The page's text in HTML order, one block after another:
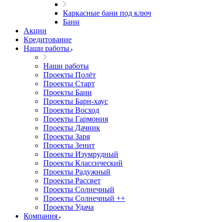
Каркасные бани под ключ
Бани
Акции
Кредитование
Наши работы
Наши работы
Проекты Полёт
Проекты Старт
Проекты Бани
Проекты Барн-хаус
Проекты Восход
Проекты Гармония
Проекты Дачник
Проекты Заря
Проекты Зенит
Проекты Изумрудный
Проекты Классический
Проекты Радужный
Проекты Рассвет
Проекты Солнечный
Проекты Солнечный ++
Проекты Удача
Компания